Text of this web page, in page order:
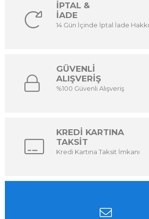
İPTAL &
İADE
14 Gün İçinde İptal İade Hakkı
GÜVENLİ
ALIŞVERİŞ
%100 Güvenli Alışveriş
KREDİ KARTINA
TAKSİT
Kredi Kartına Taksit İmkanı